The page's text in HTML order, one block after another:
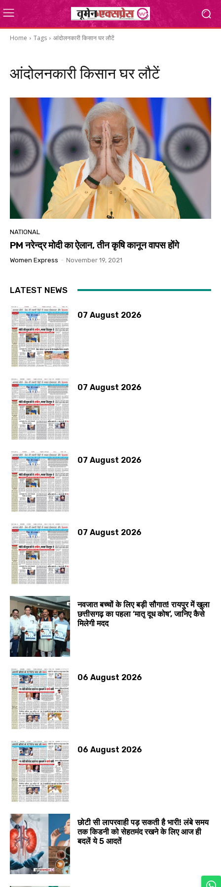
Home Tags आंदोलनकारी किसान घर लौटें
आंदोलनकारी किसान घर लौटें
NATIONAL
PM नरेन्द्र मोदी का ऐलान, तीन कृषि कानून वापस होंगे
Women Express - November 19, 2021
LATEST NEWS
07 August 2026
07 August 2026
07 August 2026
07 August 2026
नवजात बच्चों के लिए बड़ी सौगात! रायपुर में खुला
छत्तीसगढ़ का पहला ‘मातृ दूध कोष’, जानिए कैसे
मिलेगी मदद
06 August 2026
06 August 2026
छोटी सी लापरवाही पड़ सकती है भारी! लंबे समय
तक किडनी को सेहतमंद रखने के लिए आज ही
बदलें ये 5 आदतें